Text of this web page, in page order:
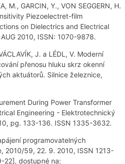
M., GARCIN, Y., VON SEGGERN, H.
Piezoelectret-film
on Dielectrics and Electrical
2010, ISSN: 1070-9878.
J. a LÉDL, V. Moderní
přenosu hluku skrz okenní
aktuátorů. Silnice železnice,
During Power Transformer
Engineering - Elektrotechnický
pg. 133-136. ISSN 1335-3632.
programovatelných
2010/59, 22. 9. 2010, ISSN 1213-
22], dostupné na: